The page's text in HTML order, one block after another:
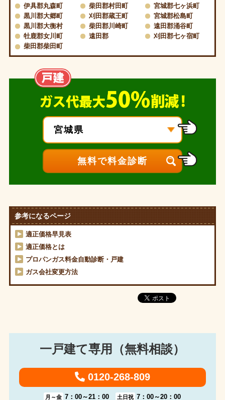
伊具郡丸森町
柴田郡村田町
宮城郡七ヶ浜町
黒川郡大郷町
刈田郡蔵王町
宮城郡松島町
黒川郡大衡村
柴田郡川崎町
遠田郡涌谷町
牡鹿郡女川町
遠田郡
刈田郡七ヶ宿町
柴田郡柴田町
参考になるページ
適正価格早見表
適正価格とは
プロパンガス料金自動診断・戸建
ガス会社変更方法
一戸建て専用（無料相談）
0120-268-809
月～金 7：00～21：00 土日祝 7：00～20：00